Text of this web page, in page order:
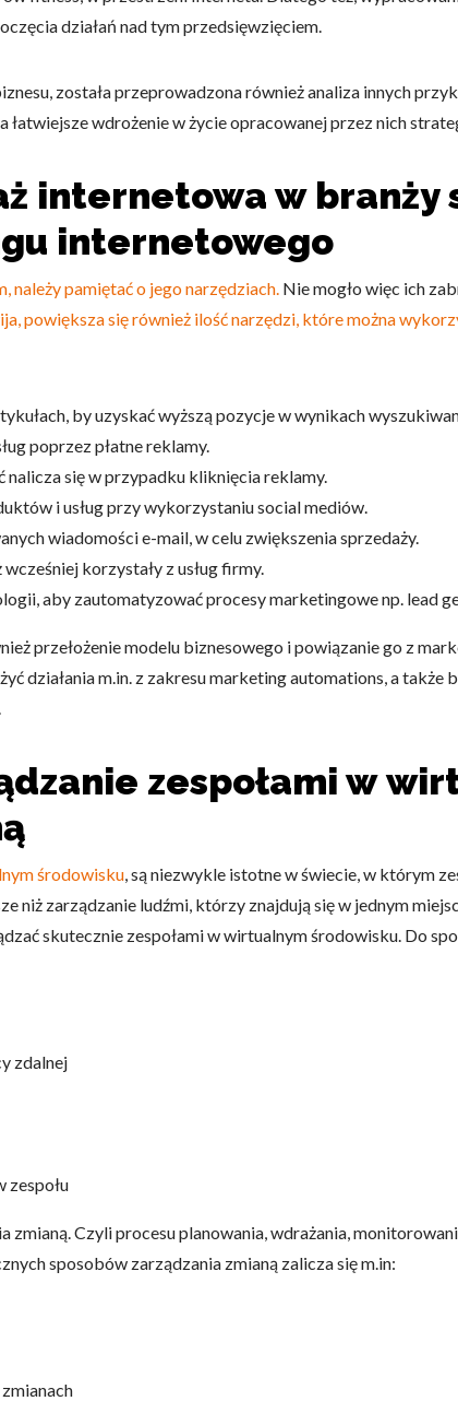
działań nad tym przedsięwzięciem.
została przeprowadzona również analiza innych
łatwiejsze wdrożenie w życie opracowanej przez nich
internetowa w branży
internetowego
pamiętać o jego narzędziach. Nie mogło więc ich
powiększa się również ilość narzędzi, które można
by uzyskać wyższą pozycje w wynikach
poprzez płatne reklamy.
nalicza się w przypadku kliknięcia reklamy.
i usług przy wykorzystaniu social mediów.
wiadomości e-mail, w celu zwiększenia sprzedaży.
korzystały z usług firmy.
aby zautomatyzować procesy marketingowe np. lead
przełożenie modelu biznesowego i powiązanie go z
działania m.in. z zakresu marketing automations, a także
zespołami w
środowisku, są niezwykle istotne w świecie, w którym
niż zarządzanie ludźmi, którzy znajdują się w jednym
skutecznie zespołami w wirtualnym środowisku. Do
zdalnej
zespołu
Czyli procesu planowania, wdrażania,
sposobów zarządzania zmianą zalicza się m.in:
znaczenie dla podstawowych funkcji witryny i witryna nie
nie przechowują żadnych danych umożliwiających identyfikację
w którym znajduje się użytkownik.
anonimowe informacje.
są w celu śledzenia użytkowników na stronach
dla poszczególnych użytkowników i tym samym bardziej
to pliki, które są w procesie klasyfikowania, wraz z dostawcami